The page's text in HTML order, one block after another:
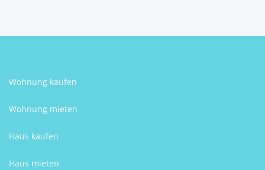
Wohnung kaufen
Wohnung mieten
Haus kaufen
Haus mieten